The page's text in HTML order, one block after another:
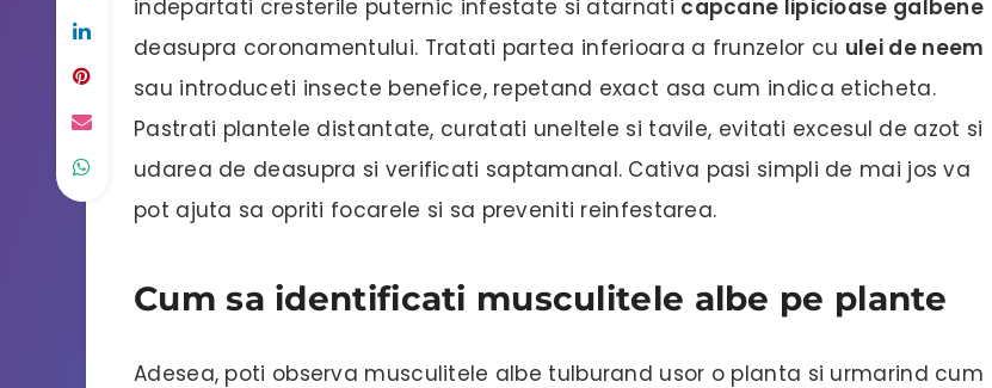
indepartati cresterile puternic infestate si atarnati capcane lipicioase galbene
deasupra coronamentului. Tratati partea inferioara a frunzelor cu ulei de neem
sau introduceti insecte benefice, repetand exact asa cum indica eticheta.
Pastrati plantele distantate, curatati uneltele si tavile, evitati excesul de azot si
udarea de deasupra si verificati saptamanal. Cativa pasi simpli de mai jos va
pot ajuta sa opriti focarele si sa preveniti reinfestarea.
Cum sa identificati musculitele albe pe plante
Adesea, poti observa musculitele albe tulburand usor o planta si urmarind cum